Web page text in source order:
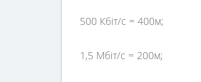
500 Кбіт/с = 400м;
1,5 Mбіт/с = 200м;